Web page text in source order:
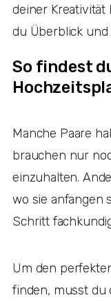
deiner Kreativität
du Überblick und
So findest
Manche Paare
brauchen nur
einzuhalten.
wo sie anfangen
Schritt
Um den
finden, musst du